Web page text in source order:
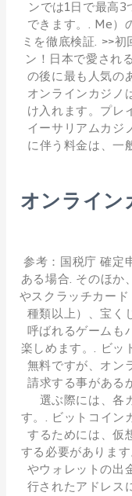
ンでは1日で最高
できます。. Me）
ミを徹底検証. >>
ン！日本で愛され
の後に最も人気の
オンラインカジノ
け入れます。プレ
イーサリアムカジ
に伴う料金は、一
オンライン
参考：国税庁 確定
ある場合. そのほか
やスクラッチカー
種類以上）、宝く
呼ばれるゲームも
楽しめます。. ビッ
無料ですが、オン
請求する事がある
選ぶ際には、各
す。. ビットコイン
するためには、仮
する必要がありま
やウォレットの出
行されたアドレス